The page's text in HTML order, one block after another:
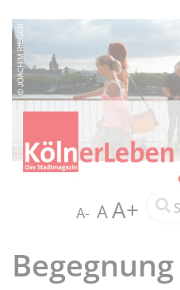
A- AA+
Begegnung